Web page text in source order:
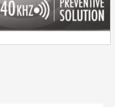
SE CONNECTER